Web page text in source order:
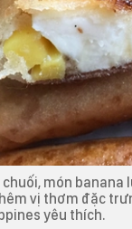
chuối, món
vị thơm đặc
yêu thích.